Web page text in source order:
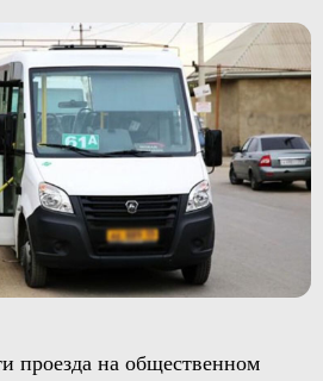
проезда на общественном